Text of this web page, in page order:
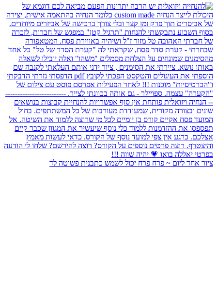
ציור אחד ליום ~ פרח פרח יכול לשמש כתבנית פשוטה לד